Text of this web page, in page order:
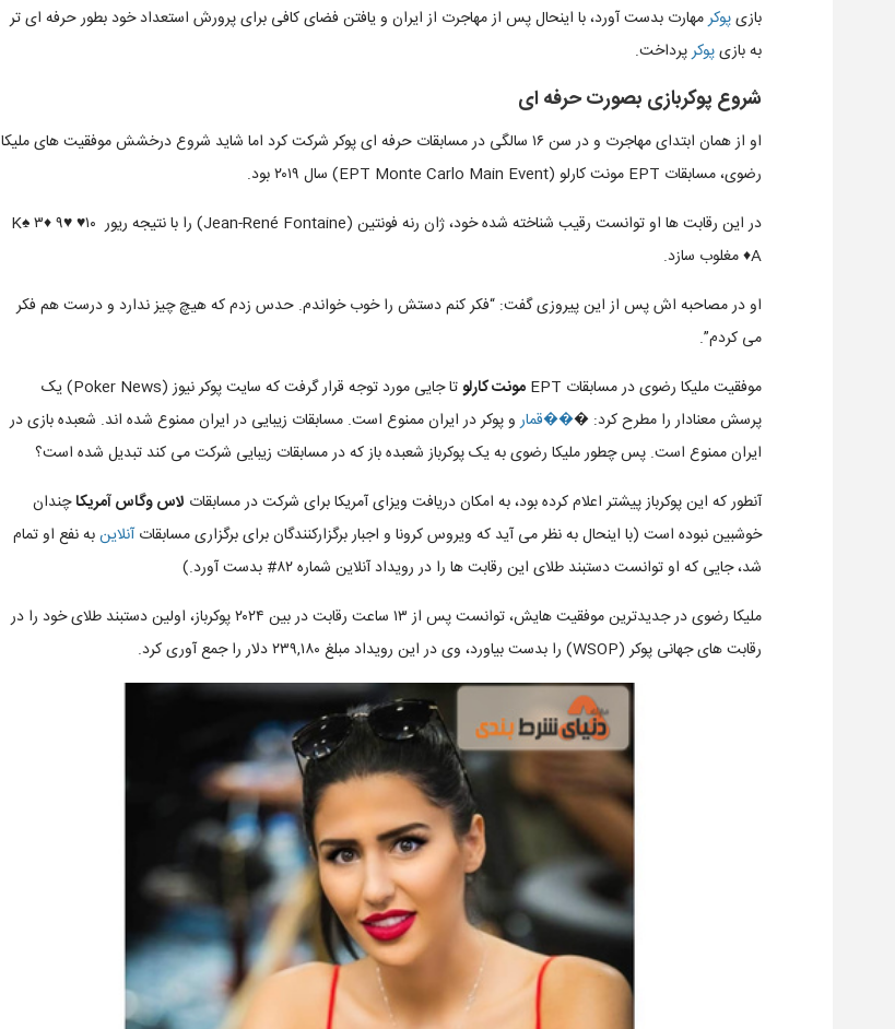
بازیپوکرمهارت بدست آورد، با اینحال پس از مهاجرت از ایران و یافتن فضای کافی برای پرورش استعداد خود بطور حرفه ای تر
به بازیپوکرپرداخت.
شروع پوکربازی بصورت حرفه ای
او از همان ابتدای مهاجرت و در سن ۱۶ سالگی در مسابقات حرفه ای پوکر شرکت کرد اما شاید شروع درخشش موفقیت های ملیکا
رضوی، مسابقات EPT مونت کارلو (EPT Monte Carlo Main Event) سال ۲۰۱۹ بود.
در این رقابت ها او توانست رقیب شناخته شده خود، ژان رنه فونتین (Jean-René Fontaine) را با نتیجه ریور ۱۰♥ K♠ ۳♦ ۹♥
A♦ مغلوب سازد.
او در مصاحبه اش پس از این پیروزی گفت: “فکر کنم دستش را خوب خواندم. حدس زدم که هیچ چیز ندارد و درست هم فکر
می کردم”.
موفقیت ملیکا رضوی در مسابقات EPT
مونت کارلو
تا جایی مورد توجه قرار گرفت که سایت پوکر نیوز (Poker News) یک
پرسش معنادار را مطرح کرد: ���قمار و پوکر در ایران ممنوع است. مسابقات زیبایی در ایران ممنوع شده اند. شعبده بازی در
ایران ممنوع است. پس چطور ملیکا رضوی به یک پوکرباز شعبده باز که در مسابقات زیبایی شرکت می کند تبدیل شده است؟
آنطور که این پوکرباز پیشتر اعلام کرده بود، به امکان دریافت ویزای آمریکا برای شرکت در مسابقات لاسوگاسآمریکاچندان
خوشبین نبوده است (با اینحال به نظر می آید که ویروس کرونا و اجبار برگزارکنندگان برای برگزاری مسابقاتآنلاینبه نفع او تمام
شد، جایی که او توانست دستبند طلای این رقابت ها را در رویداد آنلاین شماره ۸۲# بدست آورد.)
ملیکا رضوی در جدیدترین موفقیت هایش، توانست پس از ۱۳ ساعت رقابت در بین ۲۰۲۴ پوکرباز، اولین دستبند طلای خود را در
رقابت های جهانی پوکر (WSOP) را بدست بیاورد، وی در این رویداد مبلغ ۲۳۹,۱۸۰ دلار را جمع آوری کرد.